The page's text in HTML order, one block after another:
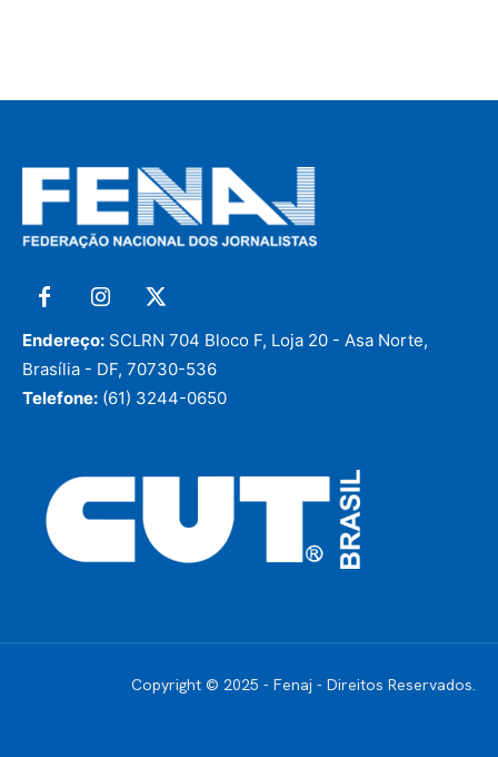
Endereço: SCLRN 704 Bloco F, Loja 20 - Asa Norte,
Brasília - DF, 70730-536
Telefone: (61) 3244-0650
Copyright © 2025 - Fenaj - Direitos Reservados.